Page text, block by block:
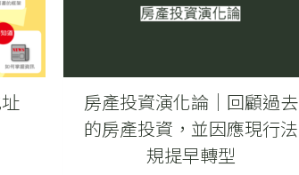
房產投資演化論｜回顧過去
的房產投資，並因應現行法
規提早轉型
格：